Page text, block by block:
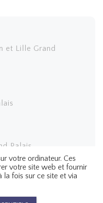
et Lille Grand
Palais
votre ordinateur. Ces
votre site web et fournir
la fois sur ce site et via